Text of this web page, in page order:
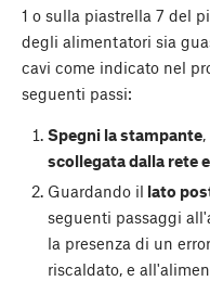
1 o sulla piastrella 7 del
degli alimentatori sia
cavi come indicato nel
seguenti passi:
Spegni la stampante,
scollegata dalla rete
Guardando il lato
seguenti passaggi
la presenza di un
riscaldato, e